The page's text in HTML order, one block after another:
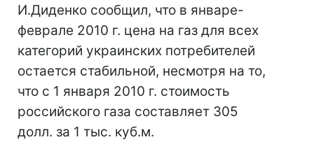
И.Диденко сообщил, что в январе-
феврале 2010 г. цена на газ для всех
категорий украинских потребителей
остается стабильной, несмотря на то,
что с 1 января 2010 г. стоимость
российского газа составляет 305
долл. за 1 тыс. куб.м.